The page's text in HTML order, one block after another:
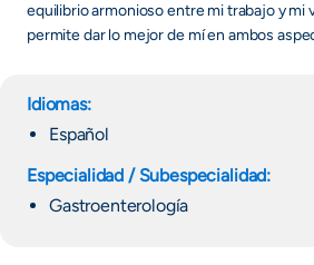
equilibrio armonioso entre mi trabajo y mi
permite dar lo mejor de mí en ambos
Idiomas:
Español
Especialidad / Subespecialidad:
Gastroenterología